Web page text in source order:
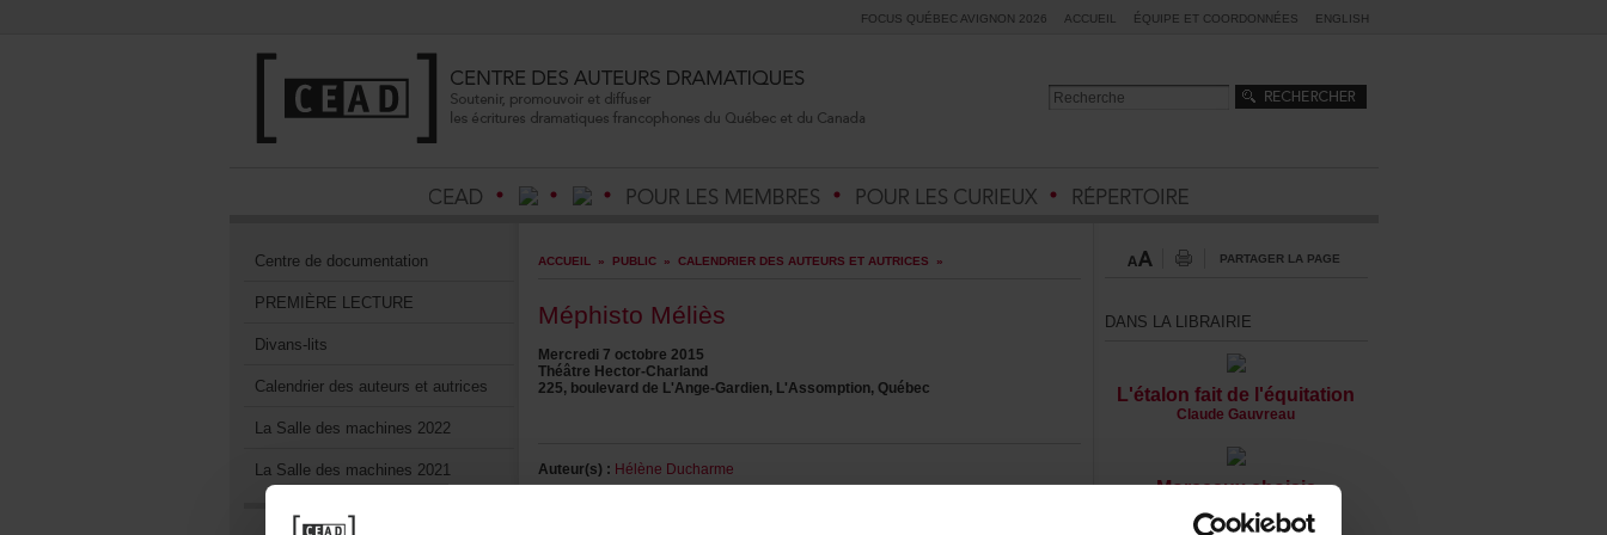
FOCUSQUÉBECAVIGNON2026 ACCUEIL ÉQUIPEETCOORDONNÉES ENGLISH
Centrededocumentation
PREMIÈRELECTURE
Divans-lits
Calendrierdesauteursetautrices
LaSalledesmachines2022
LaSalledesmachines2021
ACCUEIL » PUBLIC» CALENDRIERDESAUTEURSETAUTRICES »
MéphistoMéliès
Mercredi7octobre2015
ThéâtreHector-Charland
225,boulevarddeL'Ange-Gardien,L'Assomption,Québec
Auteur(s): HélèneDucharme
PARTAGERLAPAGE
DANSLALIBRAIRIE
L'étalonfaitdel'équitation
ClaudeGauvreau
Morceauxchoisis